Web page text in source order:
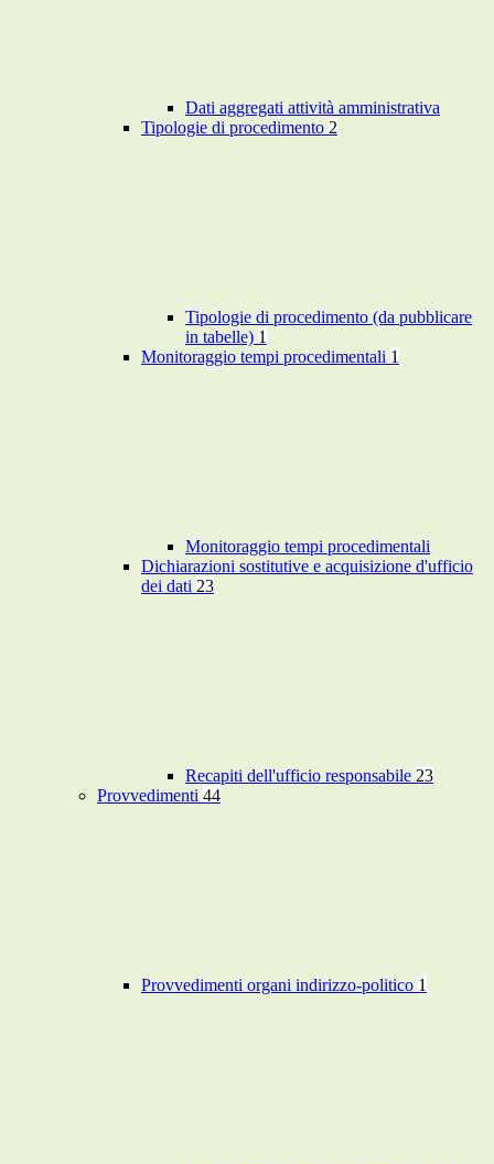
Dati aggregati attività amministrativa
Tipologie di procedimento 2
Tipologie di procedimento (da pubblicare
in tabelle) 1
Monitoraggio tempi procedimentali 1
Monitoraggio tempi procedimentali
Dichiarazioni sostitutive e acquisizione d'ufficio
dei dati 23
Recapiti dell'ufficio responsabile 23
Provvedimenti 44
Provvedimenti organi indirizzo-politico 1